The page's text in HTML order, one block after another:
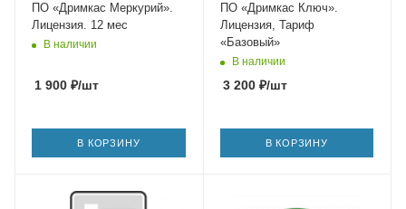
ПО «Дримкас Меркурий».
Лицензия. 12 мес
В наличии
1 900 ₽/шт
В КОРЗИНУ
ПО «Дримкас Ключ».
Лицензия, Тариф
«Базовый»
В наличии
3 200₽/шт
В КОРЗИНУ